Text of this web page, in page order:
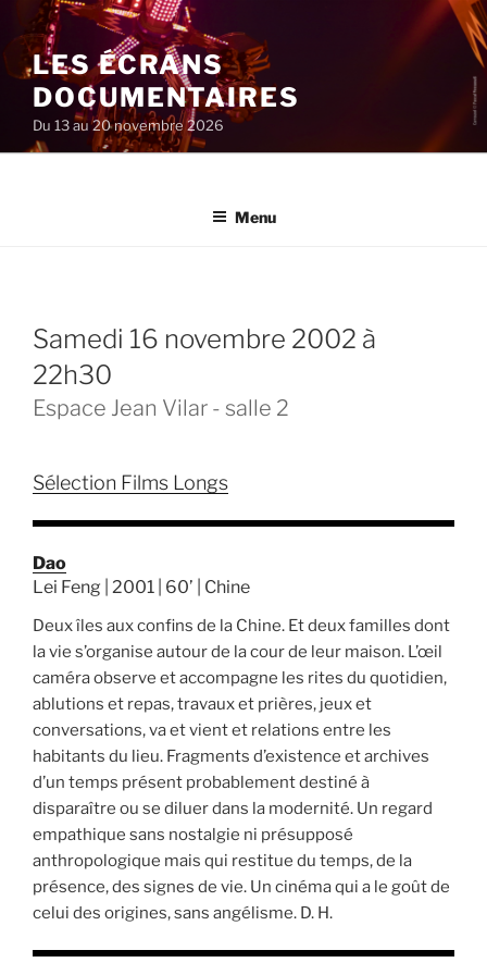
au
contenu
principal
LES ÉCRANS
DOCUMENTAIRES
Du 13 au 20 novembre 2026
Menu
samedi 16 novembre 2002 à
22h30
Espace Jean Vilar - salle 2
Sélection Films Longs
Dao
Lei Feng | 2001 | 60’ | Chine
Deux îles aux confins de la Chine. Et deux familles dont
la vie s’organise autour de la cour de leur maison. L’œil
caméra observe et accompagne les rites du quotidien,
ablutions et repas, travaux et prières, jeux et
conversations, va et vient et relations entre les
habitants du lieu. Fragments d’existence et archives
d’un temps présent probablement destiné à
disparaître ou se diluer dans la modernité. Un regard
empathique sans nostalgie ni présupposé
anthropologique mais qui restitue du temps, de la
présence, des signes de vie. Un cinéma qui a le goût de
celui des origines, sans angélisme. D. H.